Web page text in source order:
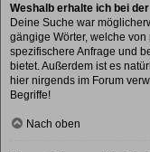
Weshalb erhalte ich bei
Deine Suche war
gängige Wörter, welche
spezifischere Anfrage und
bietet. Außerdem ist es
hier nirgends im Forum
Begriffe!
Nach oben